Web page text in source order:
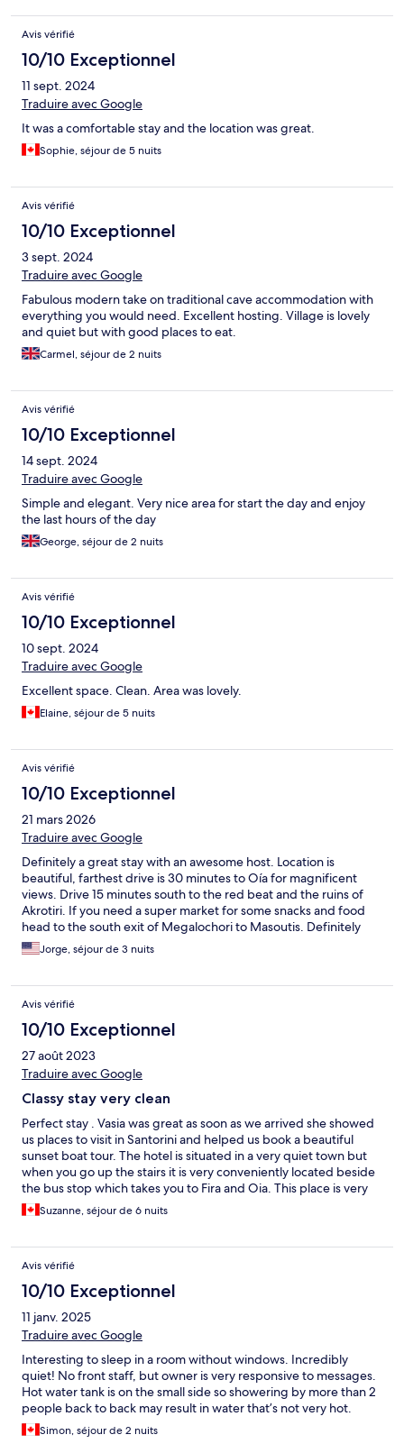
Avis vérifié
10/10 Exceptionnel
11 sept. 2024
Traduire avec Google
It was a comfortable stay and the location was great.
Sophie, séjour de 5 nuits
Avis vérifié
10/10 Exceptionnel
3 sept. 2024
Traduire avec Google
Fabulous modern take on traditional cave accommodation with
everything you would need. Excellent hosting. Village is lovely
and quiet but with good places to eat.
Carmel, séjour de 2 nuits
Avis vérifié
10/10 Exceptionnel
14 sept. 2024
Traduire avec Google
Simple and elegant. Very nice area for start the day and enjoy
the last hours of the day
George, séjour de 2 nuits
Avis vérifié
10/10 Exceptionnel
10 sept. 2024
Traduire avec Google
Excellent space. Clean. Area was lovely.
Elaine, séjour de 5 nuits
Avis vérifié
10/10 Exceptionnel
21 mars 2026
Traduire avec Google
Definitely a great stay with an awesome host. Location is
beautiful, farthest drive is 30 minutes to Oía for magnificent
views. Drive 15 minutes south to the red beat and the ruins of
Akrotiri. If you need a super market for some snacks and food
head to the south exit of Megalochori to Masoutis. Definitely
get a car rental because there are not a lot of things close to
your stay here. Motor Inn rentals was really friendly and
They give you a map to help you with the locations. Very friendly
upon return, even followed me to the departure drop offs to
get my luggage off before they take the car back. Overall
Amazing.
Jorge, séjour de 3 nuits
Avis vérifié
10/10 Exceptionnel
27 août 2023
Traduire avec Google
Classy stay very clean
Perfect stay . Vasia was great as soon as we arrived she showed
us places to visit in Santorini and helped us book a beautiful
sunset boat tour. The hotel is situated in a very quiet town but
when you go up the stairs it is very conveniently located beside
the bus stop which takes you to Fira and Oia. This place is very
clean you have room service every day with fresh new towels. I
definitely recommend this hotel and location.
Suzanne, séjour de 6 nuits
Avis vérifié
10/10 Exceptionnel
11 janv. 2025
Traduire avec Google
Interesting to sleep in a room without windows. Incredibly
quiet! No front staff, but owner is very responsive to messages.
Hot water tank is on the small side so showering by more than 2
people back to back may result in water that’s not very hot.
Simon, séjour de 2 nuits